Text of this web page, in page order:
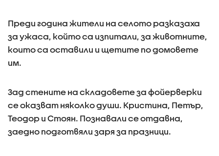
Преди година жители на селото разказаха
за ужаса, който са изпитали, за животните,
които са оставили и щетите по домовете
им.
Зад стените на складовете за фойерверки
се оказват няколко души. Кристина, Петър,
Теодор и Стоян. Познавали се отдавна,
заедно подготвяли заря за празници.